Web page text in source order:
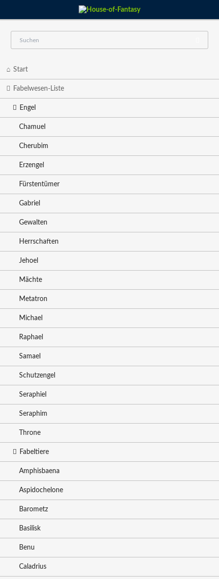
Start
Fabelwesen-Liste
Engel
Chamuel
Cherubim
Erzengel
Fürstentümer
Gabriel
Gewalten
Herrschaften
Jehoel
Mächte
Metatron
Michael
Raphael
Samael
Schutzengel
Seraphiel
Seraphim
Throne
Fabeltiere
Amphisbaena
Aspidochelone
Barometz
Basilisk
Benu
Caladrius